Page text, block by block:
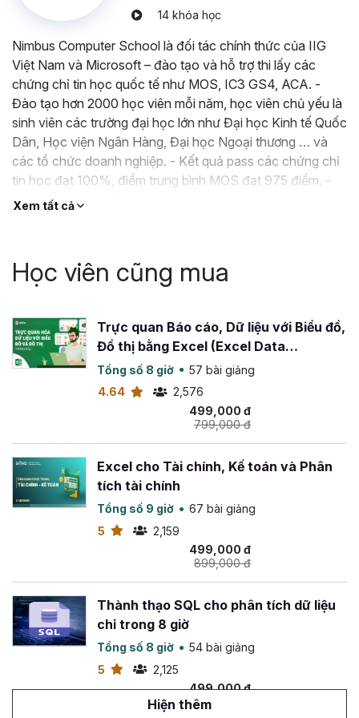
Chương trình học tập tập trung vào kiến thức thực tiễn,
phát sinh trong việc phân tích, xử lý dữ liệu, từ đó đưa ra
quyết định đúng đắn.
Hỗ trợ nhanh chóng và chuyên sâu: Đội ngũ giảng
viên sẵn sàng hỗ trợ trong vòng 24 giờ và trực tiếp giải
đáp thắc mắc trong giờ làm việc, giúp học viên không bị trì
hoãn trong con đường phát triển kỹ năng phân tích dữ liệu
của mình.
Nội dung khóa học được cập nhật thường xuyê
Vậy thì còn chần chờ gì mà không tham gia khóa học
tích dữ liệu với Power BI. Gitiho cùng đội ngũ chuyên gia
sẽ hỗ trợ và giải đáp các câu hỏi của bạn trong giờ hành
chính, đồng thời
hoàn tiền 100%
bạn không hài lòng về khóa học này.
14 khóa học
Nimbus Computer School là đối tác chính thức của IIG
Việt Nam và Microsoft – đào tạo và hỗ trợ thi lấy các
chứng chỉ tin học quốc tế như MOS, IC3 GS4, ACA. -
Đào tạo hơn 2000 học viên mỗi năm, học viên chủ yếu là
sinh viên các trường đại học lớn như Đại học Kinh tế Quốc
Dân, Học viện Ngân Hàng, Đại học Ngoại thương … và
các tổ chức doanh nghiệp. - Kết quả pass các chứng chỉ
tin học đạt 100%, điểm trung bình MOS đạt 975 điểm. -
Giảng viên có nhiều năm đào tạo chứng chỉ Tin học quốc
Xem tất cả
Học viên cũng mua
Trực quan Báo cáo, Dữ liệu với Biểu đồ,
Đồ thị bằng Excel (Excel Data
Visualization)
Tổng số 8 giờ
57 bài giảng
4.64
2,576
499,000 đ
799,000 đ
Excel cho Tài chính, Kế toán và Phân
tích tài chính
Tổng số 9 giờ
67 bài giảng
5
2,159
499,000 đ
899,000 đ
Thành thạo SQL cho phân tích dữ liệu
chỉ trong 8 giờ
Tổng số 8 giờ
54 bài giảng
5
2,125
499,000 đ
1,500,000 đ
Hiện thêm